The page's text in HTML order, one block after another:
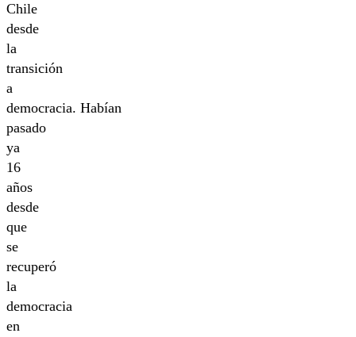
Chile
desde
la
transición
a
democracia. Habían
pasado
ya
16
años
desde
que
se
recuperó
la
democracia
en